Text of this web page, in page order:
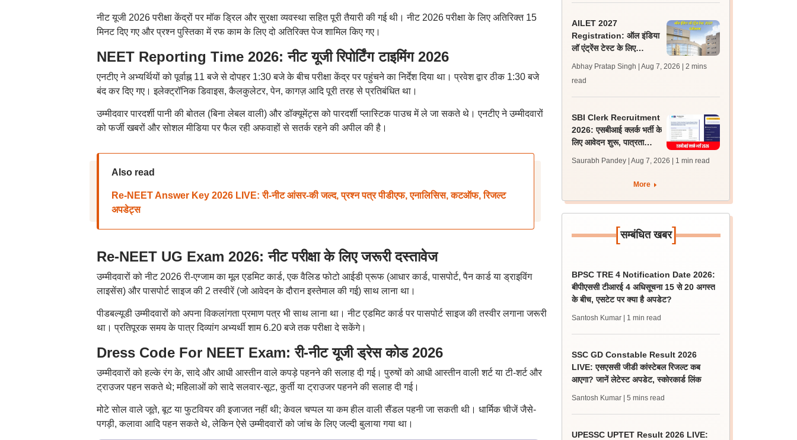
नीट यूजी 2026 परीक्षा केंद्रों पर मॉक ड्रिल और सुरक्षा व्यवस्था सहित पूरी तैयारी की गई थी। नीट 2026 परीक्षा के लिए अतिरिक्त 15
मिनट दिए गए और प्रश्न पुस्तिका में रफ काम के लिए दो अतिरिक्त पेज शामिल किए गए।
NEET Reporting Time 2026: नीट यूजी रिपोर्टिंग टाइमिंग 2026
एनटीए ने अभ्यर्थियों को पूर्वाह्न 11 बजे से दोपहर 1:30 बजे के बीच परीक्षा केंद्र पर पहुंचने का निर्देश दिया था। प्रवेश द्वार ठीक 1:30 बजे
बंद कर दिए गए। इलेक्ट्रॉनिक डिवाइस, कैलकुलेटर, पेन, कागज़ आदि पूरी तरह से प्रतिबंधित था।
उम्मीदवार पारदर्शी पानी की बोतल (बिना लेबल वाली) और डॉक्यूमेंट्स को पारदर्शी प्लास्टिक पाउच में ले जा सकते थे। एनटीए ने उम्मीदवारों
को फर्जी खबरों और सोशल मीडिया पर फैल रही अफवाहों से सतर्क रहने की अपील की है।
Also read
Re-NEET Answer Key 2026 LIVE: री-नीट आंसर-की जल्द, प्रश्न पत्र पीडीएफ, एनालिसिस, कटऑफ, रिजल्ट
अपडेट्स
Re-NEET UG Exam 2026: नीट परीक्षा के लिए जरूरी दस्तावेज
उम्मीदवारों को नीट 2026 री-एग्जाम का मूल एडमिट कार्ड, एक वैलिड फोटो आईडी प्रूफ (आधार कार्ड, पासपोर्ट, पैन कार्ड या ड्राइविंग
लाइसेंस) और पासपोर्ट साइज की 2 तस्वीरें (जो आवेदन के दौरान इस्तेमाल की गई) साथ लाना था।
पीडबल्यूडी उम्मीदवारों को अपना विकलांगता प्रमाण पत्र भी साथ लाना था। नीट एडमिट कार्ड पर पासपोर्ट साइज की तस्वीर लगाना जरूरी
था। प्रतिपूरक समय के पात्र दिव्यांग अभ्यर्थी शाम 6.20 बजे तक परीक्षा दे सकेंगे।
Dress Code For NEET Exam: री-नीट यूजी ड्रेस कोड 2026
उम्मीदवारों को हल्के रंग के, सादे और आधी आस्तीन वाले कपड़े पहनने की सलाह दी गई। पुरुषों को आधी आस्तीन वाली शर्ट या टी-शर्ट और
ट्राउजर पहन सकते थे; महिलाओं को सादे सलवार-सूट, कुर्ती या ट्राउजर पहनने की सलाह दी गई।
मोटे सोल वाले जूते, बूट या फुटवियर की इजाजत नहीं थी; केवल चप्पल या कम हील वाली सैंडल पहनी जा सकती थी। धार्मिक चीजें जैसे-
पगड़ी, कलावा आदि पहन सकते थे, लेकिन ऐसे उम्मीदवारों को जांच के लिए जल्दी बुलाया गया था।
पासिंग मार्क्स
AILET 2027
Registration: ऑल इंडिया
लॉ एंट्रेंस टेस्ट के लिए
और आवेदन लिंक जानें
Abhay Pratap Singh | Aug 7, 2026
| 2 mins
read
SBI Clerk Recruitment
2026: एसबीआई क्लर्क भर्ती के
लिए आवेदन शुरू, पात्रता
Saurabh Pandey | Aug 7, 2026 | 1 min read
More
[सम्बंधित खबर]
BPSC TRE 4 Notification Date 2026:
बीपीएससी टीआरई 4 अधिसूचना 15 से 20 अगस्त
के बीच, एसटेट पर क्या है अपडेट?
Santosh Kumar | 1 min read
SSC GD Constable Result 2026
LIVE: एसएससी जीडी कांस्टेबल रिजल्ट कब
आएगा? जानें लेटेस्ट अपडेट, स्कोरकार्ड लिंक
Santosh Kumar | 5 mins read
UPESSC UPTET Result 2026 LIVE: